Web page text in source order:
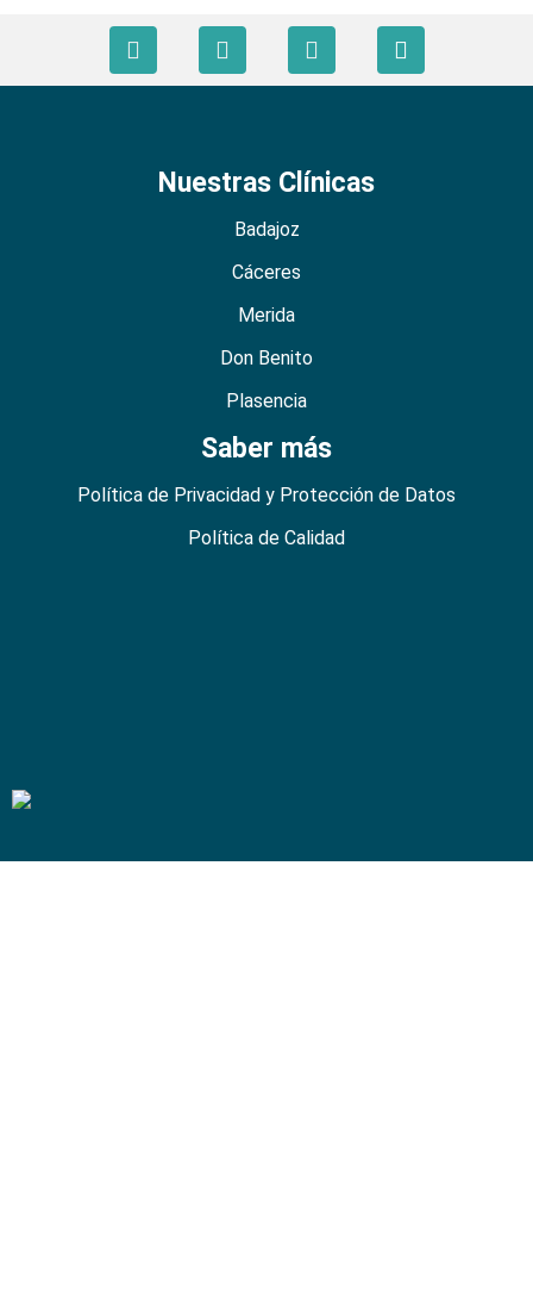
Nuestras Clínicas
Badajoz
Cáceres
Merida
Don Benito
Plasencia
Saber más
Política de Privacidad y Protección de Datos
Política de Calidad